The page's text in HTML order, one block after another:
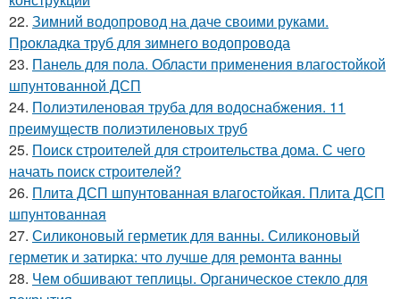
22. Зимний водопровод на даче своими руками.
Прокладка труб для зимнего водопровода
23. Панель для пола. Области применения влагостойкой
шпунтованной ДСП
24. Полиэтиленовая труба для водоснабжения. 11
преимуществ полиэтиленовых труб
25. Поиск строителей для строительства дома. С чего
начать поиск строителей?
26. Плита ДСП шпунтованная влагостойкая. Плита ДСП
шпунтованная
27. Силиконовый герметик для ванны. Силиконовый
герметик и затирка: что лучше для ремонта ванны
28. Чем обшивают теплицы. Органическое стекло для